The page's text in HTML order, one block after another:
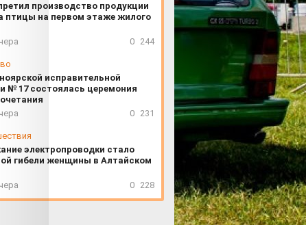
производство продукции
птицы на первом этаже жилого
0 244
исправительной
№ 17 состоялась церемония
0 231
электропроводки стало
гибели женщины в Алтайском
0 228